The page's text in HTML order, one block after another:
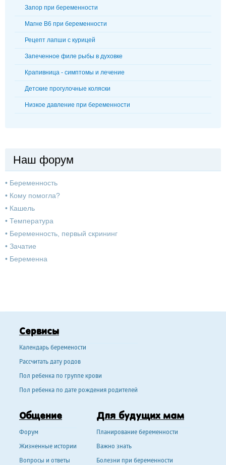
Запор при беременности
Магне В6 при беременности
Рецепт лапши с курицей
Запеченное филе рыбы в духовке
Крапивница - симптомы и лечение
Детские прогулочные коляски
Низкое давление при беременности
Наш форум
• Беременность
• Кому помогла?
• Кашель
• Температура
• Беременность, первый скрининг
• Зачатие
• Беременна
Сервисы
Календарь беремености
Рассчитать дату родов
Пол ребенка по группе крови
Пол ребенка по дате рождения родителей
Общение
Форум
Жизненные истории
Вопросы и ответы
Для будущих мам
Планирование беременности
Важно знать
Болезни при беременности